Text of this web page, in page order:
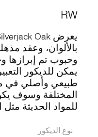
RW
بالألوان، وعقد
وحبوب تم إبرازها
يمكن للديكور
طبيعي وأصلي في
المختلفة وسوف يكون
للمواد الحديثة مثل
نوع الديكور